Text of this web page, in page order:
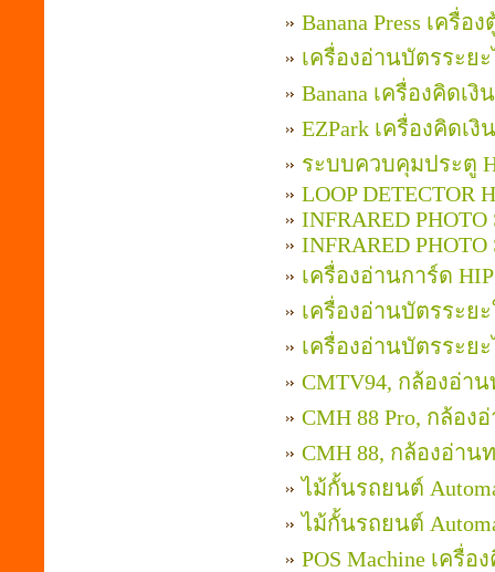
Banana Press เครื่
เครื่องอ่านบัตรระยะ
Banana เครื่องคิดเ
EZPark เครื่องคิดเ
ระบบควบคุมประตู
LOOP DETECTOR
INFRARED PHOTO
INFRARED PHOTO
เครื่องอ่านการ์ด
เครื่องอ่านบัตรระยะ
เครื่องอ่านบัตรระยะ
CMTV94, กล้องอ่า
CMH 88 Pro, กล้อง
CMH 88, กล้องอ่าน
ไม้กั้นรถยนต์
ไม้กั้นรถยนต์
POS Machine เครื่